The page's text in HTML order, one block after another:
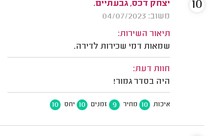
יצחק דכס, גבעתיים.
משוב: 04/07/2023
תיאור השירות:
שמאות דמי שכירות לדירה.
חוות דעת:
היה בסדר גמור!
איכות 10 מחיר 9 זמנים 10 יחס 10
10